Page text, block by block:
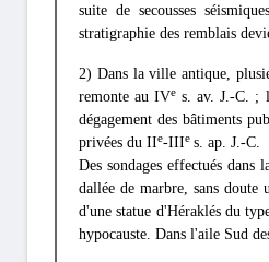
suite de secousses
stratigraphie des remblais
2) Dans la ville antique,
remonte au IVe s. av. J.-C. ;
dégagement des bâtiments
privées du IIe-IIIe s. ap. J.-C.
Des sondages effectués
dallée de marbre, sans doute
d'une statue d'Héraklés du
hypocauste. Dans l'aile Sud